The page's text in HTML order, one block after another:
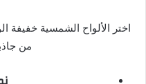
اختر الألواح الشمسية خفيفة
من